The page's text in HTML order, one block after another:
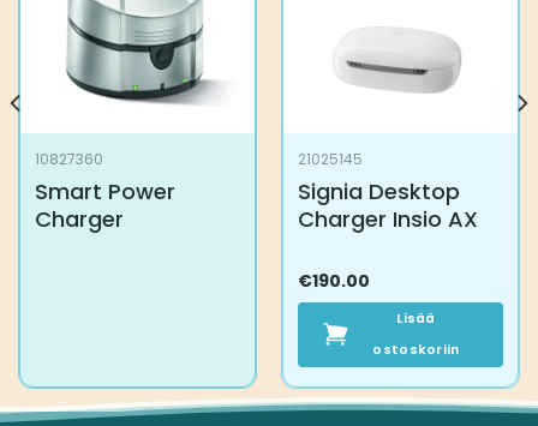
10827360
Smart Power
Charger
21025145
Signia Desktop
Charger Insio AX
€190.00
Lisää
ostoskoriin